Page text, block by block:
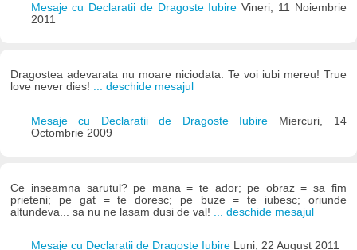
Mesaje cu Declaratii de Dragoste IubireVineri, 11 Noiembrie
2011
Dragostea adevarata nu moare niciodata. Te voi iubi mereu! True
love never dies! ... deschide mesajul
Mesaje cu Declaratii de Dragoste Iubire Miercuri, 14
Octombrie 2009
Ce inseamna sarutul? pe mana = te ador; pe obraz = sa fim
prieteni; pe gat = te doresc; pe buze = te iubesc; oriunde
altundeva... sa nu ne lasam dusi de val! ... deschide mesajul
Mesaje cu Declaratii de Dragoste Iubire Luni, 22 August 2011